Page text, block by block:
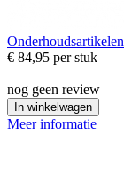
Onderhoudsartikelen
€ 84,95 per stuk
nog geen review
In winkelwagen
Meer informatie